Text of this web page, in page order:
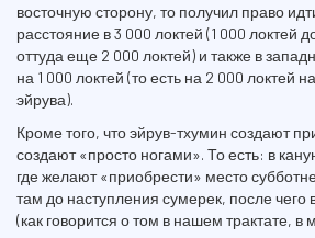
восточную сторону, то получил право
расстояние в 3 000 локтей (1 000 локтей
оттуда еще 2 000 локтей) и также в
на 1 000 локтей (то есть на 2 000 локтей
эйрува).
Кроме того, что эйрув-тхумин создают
создают «просто ногами». То есть: в
где желают «приобрести» место
там до наступления сумерек, после
(как говорится о том в нашем трактате, в